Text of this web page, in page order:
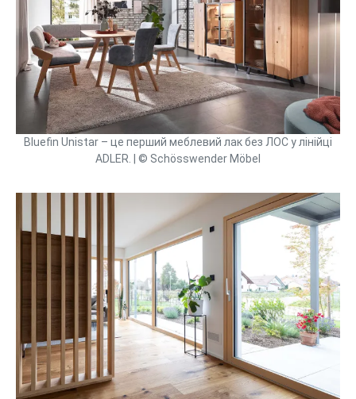
Bluefin Unistar – це перший меблевий лак без ЛОС у лінійці
ADLER. | © Schösswender Möbel